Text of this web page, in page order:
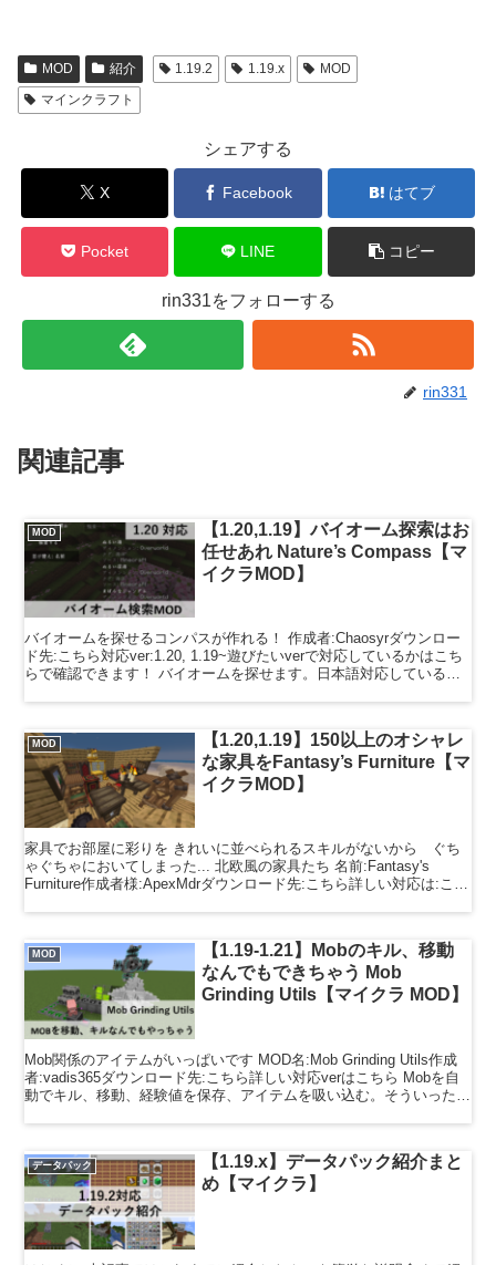
MOD 紹介 1.19.2 1.19.x
MOD
マインクラフト
シェアする
X Facebook はてブ
Pocket LINE コピー
rin331をフォローする
rin331
関連記事
MOD
【1.20,1.19】バイオーム探索はお
任せあれ Nature’s Compass【マ
イクラMOD】
バイオームを探せるコンパスが作れる！ 作成者:Chaosyrダウンロー
ド先:こちら対応ver:1.20, 1.19~遊びたいverで対応しているかはこち
らで確認できます！ バイオームを探せます。日本語対応しているの
MOD
【1.20,1.19】150以上のオシャレ
な家具をFantasy’s Furniture【マ
イクラMOD】
家具でお部屋に彩りを きれいに並べられるスキルがないから ぐち
ゃぐちゃにおいてしまった... 北欧風の家具たち 名前:Fantasy's
Furniture作成者様:ApexMdrダウンロード先:こちら詳しい対応は:こち
MOD
【1.19-1.21】Mobのキル、移動
なんでもできちゃう Mob
Grinding Utils【マイクラ MOD】
Mob関係のアイテムがいっぱいです MOD名:Mob Grinding Utils作成
者:vadis365ダウンロード先:こちら詳しい対応verはこちら Mobを自
動でキル、移動、経験値を保存、アイテムを吸い込む。そういった
データパック
【1.19.x】データパック紹介まと
め【マイクラ】